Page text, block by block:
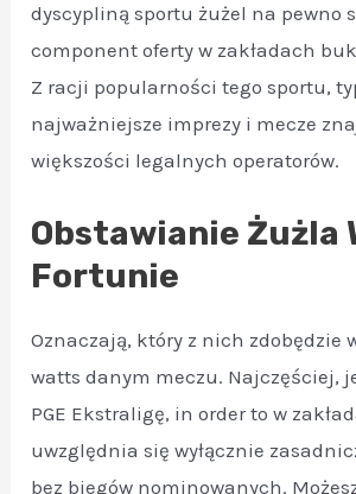
dyscypliną sportu żużel na pewno
component oferty w zakładach
Z racji popularności tego sportu,
najważniejsze imprezy i mecze
większości legalnych operatorów.
Obstawianie Żużla
Fortunie
Oznaczają, który z nich zdobędzie
watts danym meczu. Najczęściej,
PGE Ekstraligę, in order to w
uwzględnia się wyłącznie
bez biegów nominowanych.